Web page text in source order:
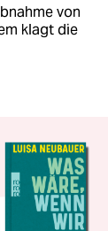
von
klagt die